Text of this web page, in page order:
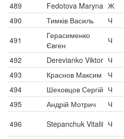
489
Fedotova Maryna Ж
490
Тимків Василь Ч
491
Герасименко
Євген
Ч
492
Derevianko Viktor Ч
493
Краснов Максим Ч
494
Шеховцов Сергій Ч
495
Андрій Мотрич Ч
496
Stepanchuk Vitalii Ч